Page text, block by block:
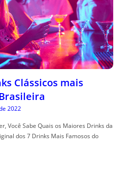
Clássicos mais
2022
Você Sabe Quais os Maiores Drinks da
dos 7 Drinks Mais Famosos do